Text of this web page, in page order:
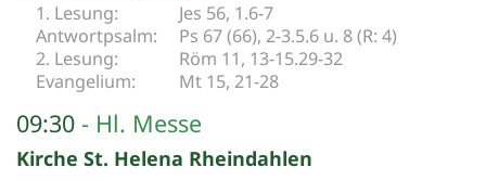
Jes 56, 1.6-7
Ps 67 (66), 2-3.5.6 u. 8 (R: 4)
Röm 11, 13-15.29-32
Mt 15, 21-28
09:30 Hl. Messe
Kirche St. Helena Rheindahlen